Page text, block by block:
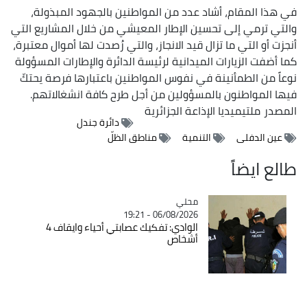
في هذا المقام، أشاد عدد من المواطنين بالجهود المبذولة،
والتي ترمي إلى تحسين الإطار المعيشي من خلال المشاريع التي
أنجزت أو التي ما تزال قيد الانجاز، والتي رُصدت لها أموال معتبرة،
كما أضفت الزيارات الميدانية لرئيسة الدائرة والإطارات المسؤولة
نوعاً من الطمأنينة في نفوس المواطنين باعتبارها فرصة يحتكّ
فيها المواطنون بالمسؤولين من أجل طرح كافة انشغالاتهم.
المصدرملتيميديا الإذاعة الجزائرية
دائرة جندل
عين الدفلى
التنمية مناطق الظلّ
طالع ايضاً
Catégorie
محلي
06/08/2026 - 19:21
الوادي: تفكيك عصابتي أحياء وايقاف 4
أشخاص